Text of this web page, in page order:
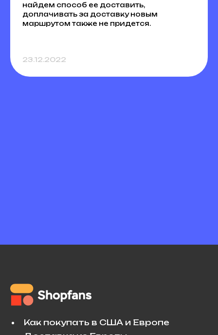
найдем способ ее доставить,
доплачивать за доставку новым
маршрутом также не придется.
23.12.2022
Как покупать в США и Европе